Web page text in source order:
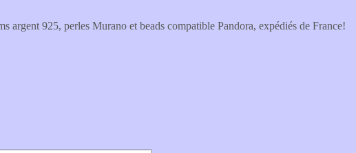
argent 925, perles Murano et beads compatible Pandora, expédiés de France!